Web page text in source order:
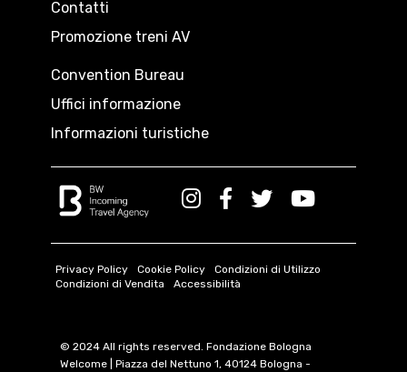
Contatti
Promozione treni AV
Convention Bureau
Uffici informazione
Informazioni turistiche
Privacy Policy Cookie Policy
Condizioni di Utilizzo
Condizioni di Vendita
Accessibilità
© 2024 All rights reserved. Fondazione Bologna
Welcome | Piazza del Nettuno 1, 40124 Bologna -